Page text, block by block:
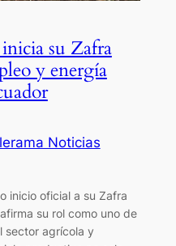
su Zafra
y energía
Noticias
inicio oficial a su Zafra
su rol como uno de
sector agrícola y